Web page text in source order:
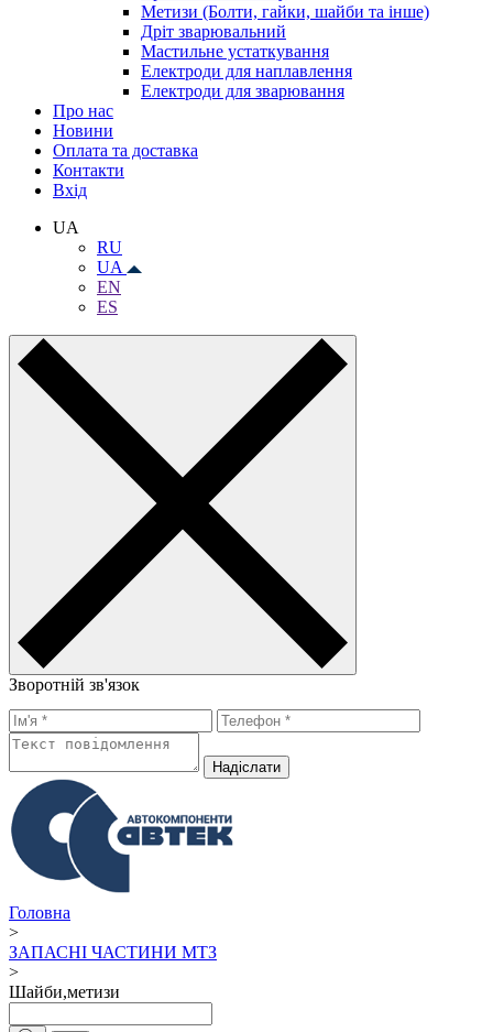
Метизи (Болти, гайки, шайби та інше)
Дріт зварювальний
Мастильне устаткування
Електроди для наплавлення
Електроди для зварювання
Про нас
Новини
Оплата та доставка
Контакти
Вхiд
UA
RU
UA
EN
ES
Зворотній зв'язок
Надiслати
Головна
>
ЗАПАСНІ ЧАСТИНИ МТЗ
>
Шайби,метизи